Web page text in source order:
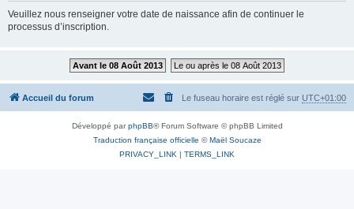
r
Veuillez nous renseigner votre date de naissance afin de continuer le
processus d’inscription.
Avant le 08 Août 2013 Le ou après le 08 Août 2013
Accueil du forum Le fuseau horaire est réglé sur UTC+01:00
Développé parphpBB® Forum Software © phpBB Limited
Traduction française officielle ©Maël Soucaze
PRIVACY_LINK | TERMS_LINK